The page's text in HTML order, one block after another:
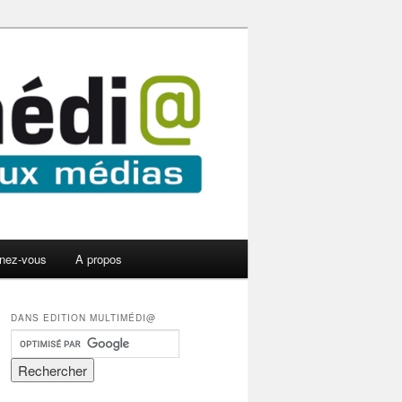
vous A propos
DANS EDITION MULTIMÉDI@